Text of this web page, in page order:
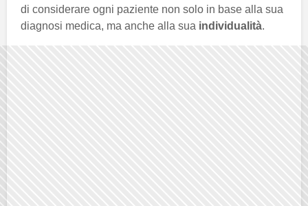
di considerare ogni paziente non solo in base alla sua
diagnosi medica, ma anche alla sua individualità.